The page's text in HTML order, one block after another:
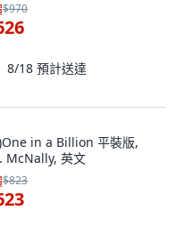
$970
8/18 預計送達
in a Billion 平裝版,
McNally, 英文
$823